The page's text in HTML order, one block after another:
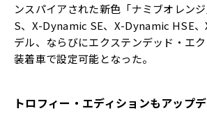
ンスパイアされた新色「ナミブオレンジ
S、X-Dynamic SE、X-Dynamic HSE、
デル、ならびにエクステンデッド・エ
装着車で設定可能となった。
トロフィー・エディションもアップ